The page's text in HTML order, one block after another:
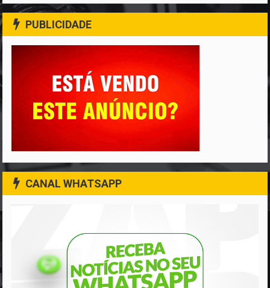
PUBLICIDADE
CANAL WHATSAPP